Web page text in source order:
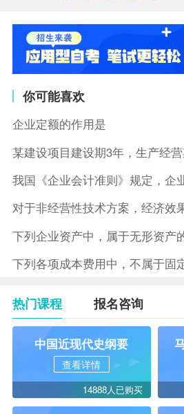
你可能喜欢
企业定额的作用是
下列企业资产中，属于无形资
下列各项成本费用中，不属于固
热门课程 报名咨询
中国近现代史纲要
查看详情
14888人已购买